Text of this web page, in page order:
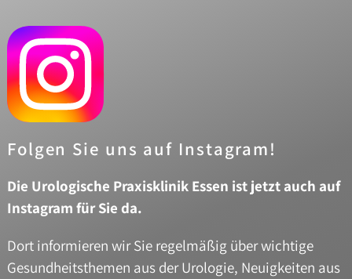
Folgen Sie uns auf Instagram!
Die Urologische Praxisklinik Essen ist jetzt auch auf
Instagram für Sie da.
Dort informieren wir Sie regelmäßig über wichtige
Gesundheitsthemen aus der Urologie, Neuigkeiten aus